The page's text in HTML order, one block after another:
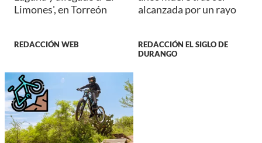
Limones', en Torreón
REDACCIÓN WEB
alcanzada por un rayo
REDACCIÓN EL SIGLO DE
DURANGO